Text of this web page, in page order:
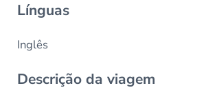
Línguas
Inglês
Descrição da viagem